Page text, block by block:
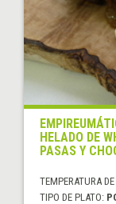
HELADO DE
PASAS Y
TEMPERATURA
TIPO DE PLATO: